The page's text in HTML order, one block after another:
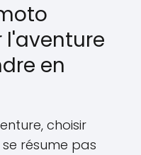
l'aventure
en
choisir
résume pas